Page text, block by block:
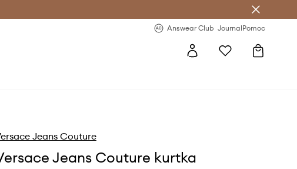
Answear Club JournalPomoc
Jeans Couture
Jeans Couture kurtka